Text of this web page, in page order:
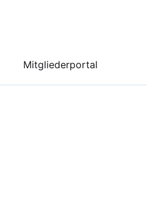
Mitgliederportal